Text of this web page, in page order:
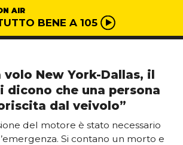
AIR
BENE A 105
volo New York-Dallas, il
dicono che una persona
dal veivolo”
del motore è stato necessario
Si contano un morto e